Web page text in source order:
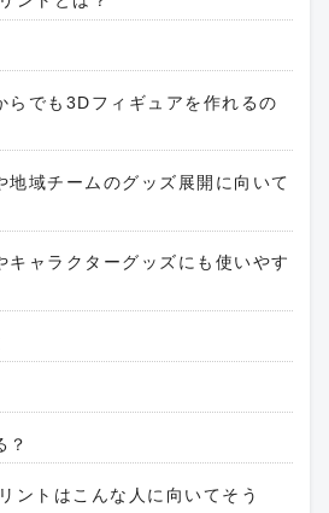
らでも3Dフィギュアを作れるの
地域チームのグッズ展開に向いて
キャラクターグッズにも使いやす
？
ントはこんな人に向いてそう